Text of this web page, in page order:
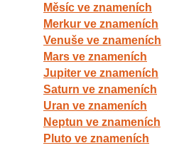
Měsíc ve znameních
Merkur ve znameních
Venuše ve znameních
Mars ve znameních
Jupiter ve znameních
Saturn ve znameních
Uran ve znameních
Neptun ve znameních
Pluto ve znameních